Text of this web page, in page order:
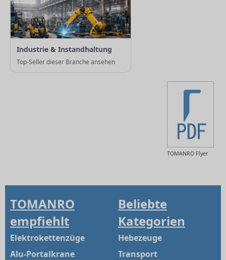
Industrie & Instandhaltung
Top-Seller dieser Branche ansehen
TOMANRO Flyer
TOMANRO
empfiehlt
Elektrokettenzüge
Alu-Portalkrane
Beliebte
Kategorien
Hebezeuge
Transport